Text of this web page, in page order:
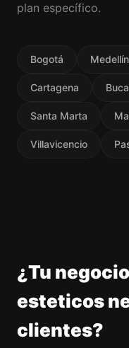
plan específico.
Bogotá Medellín
Cartagena
Santa Marta
Villavicencio
¿Tu
esteticos
clientes?